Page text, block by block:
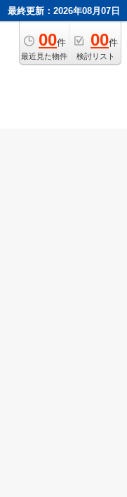
最終更新：2026年08月07日
00件
最近見た物件
00件
検討リスト